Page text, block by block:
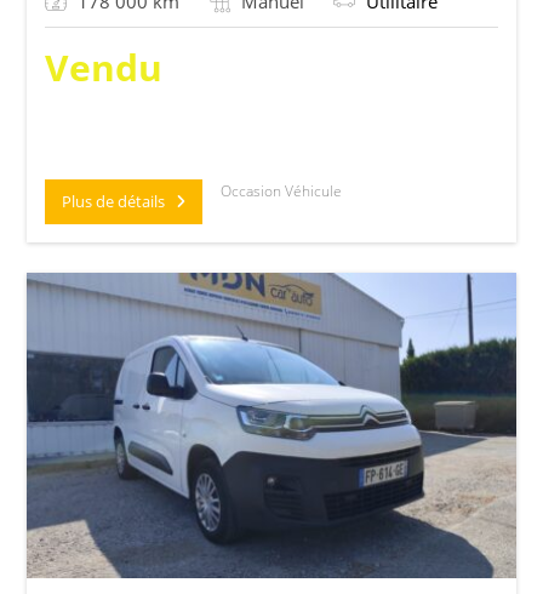
Vendu
Plus de détails Occasion Véhicule